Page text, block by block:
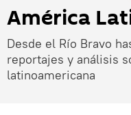
América
Desde el Río Bravo
reportajes y análisis
latinoamericana